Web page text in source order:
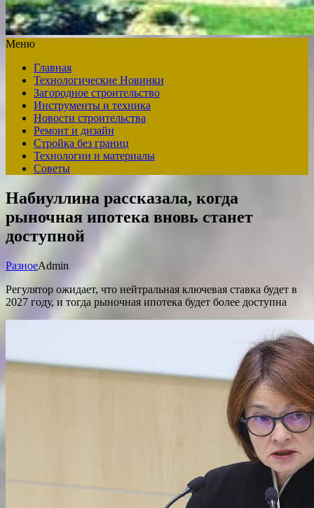
Меню
Главная
Технологические Новинки
Загородное строительство
Инструменты и техника
Новости строительства
Ремонт и дизайн
Стройка без границ
Технологии и материалы
Советы
Набиуллина рассказала, когда
рыночная ипотека вновь станет
доступной
РазноеAdmin
Регулятор ожидает, что нейтральная ключевая ставка будет в
2027 году, и тогда рыночная ипотека будет более доступна